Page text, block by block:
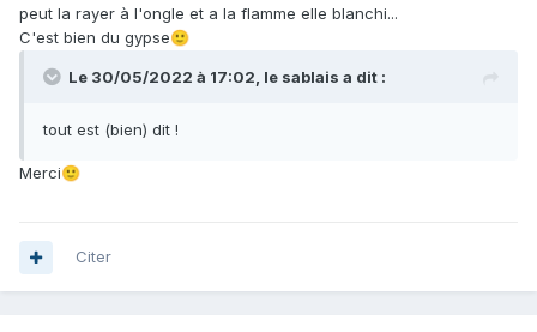
peut la rayer à l'ongle et a la flamme elle blanchi...
C'est bien du gypse🙂
Le 30/05/2022 à 17:02, le sablais a dit :
tout est (bien) dit !
Merci🙂
Citer